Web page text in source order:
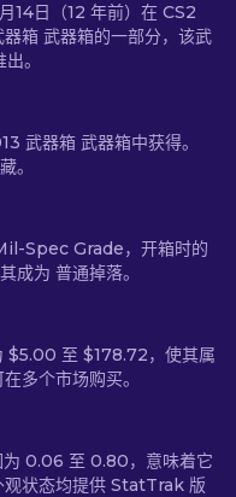
14日（12 年前）在 CS2
箱 武器箱的一部分，该武
。
武器箱 武器箱中获得。
。
Spec Grade，开箱时的
成为 普通掉落。
$5.00 至 $178.72，使其属
多个市场购买。
0.06 至 0.80，意味着它
观状态均提供 StatTrak 版